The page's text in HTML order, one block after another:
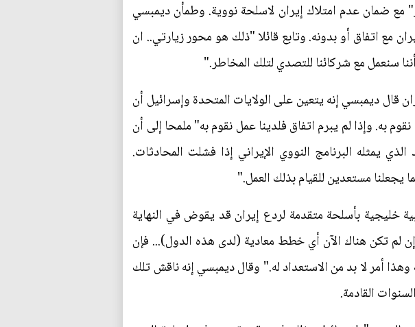
مع ضمان عدم امتلاك إيران لاسلحة نووية. وطمأن ديمبسي
مع اتفاق أو بدونه. وتابع قائلا "ذلك هو محور زيارتي.. ان
سنعمل مع شركائنا للتصدي لتلك المخاطر."
قال ديمبسي إنه يتعين على الولايات المتحدة وإسرائيل أن
به. وإذا لم يبرم اتفاق فلدينا عمل نقوم به" ملمحا إلى أن
يمثله البرنامج النووي الإيراني إذا فشلت المحادثات.
يجعلنا مستعدين للقيام بذلك العمل."
خليجية بأسلحة متقدمة لردع إيران قد يقوض في النهاية
لم تكن هناك الآن أي خطط معادية (لدى هذه الدول)... فإن
أمر لا بد من الاستعداد له." وقال ديمبسي إنه ناقش تلك
القادمة.